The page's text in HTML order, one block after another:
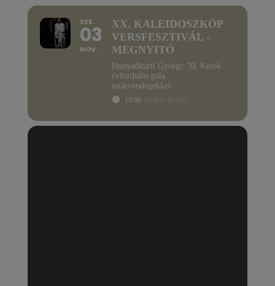
SZE.
03
NOV.
XX. KALEIDOSZKÓP
VERSFESZTIVÁL -
MEGNYITÓ
Hunyadkürti György 70, Kerek
évfordulós gála
sztárvendégekkel
19:00 (GMT+01:00)